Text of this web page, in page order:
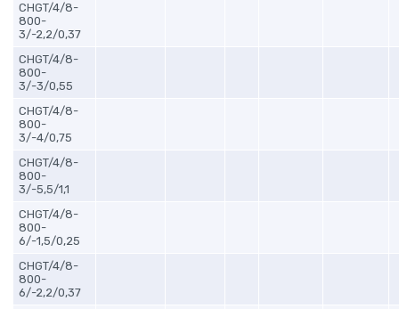
CHGT/4/8-
800-
3/-2,2/0,37
CHGT/4/8-
800-
3/-3/0,55
CHGT/4/8-
800-
3/-4/0,75
CHGT/4/8-
800-
3/-5,5/1,1
CHGT/4/8-
800-
6/-1,5/0,25
CHGT/4/8-
800-
6/-2,2/0,37